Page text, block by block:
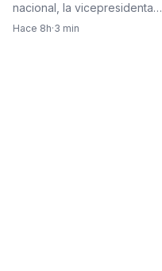
nacional, la vicepresidenta…
Hace 8h·3 min